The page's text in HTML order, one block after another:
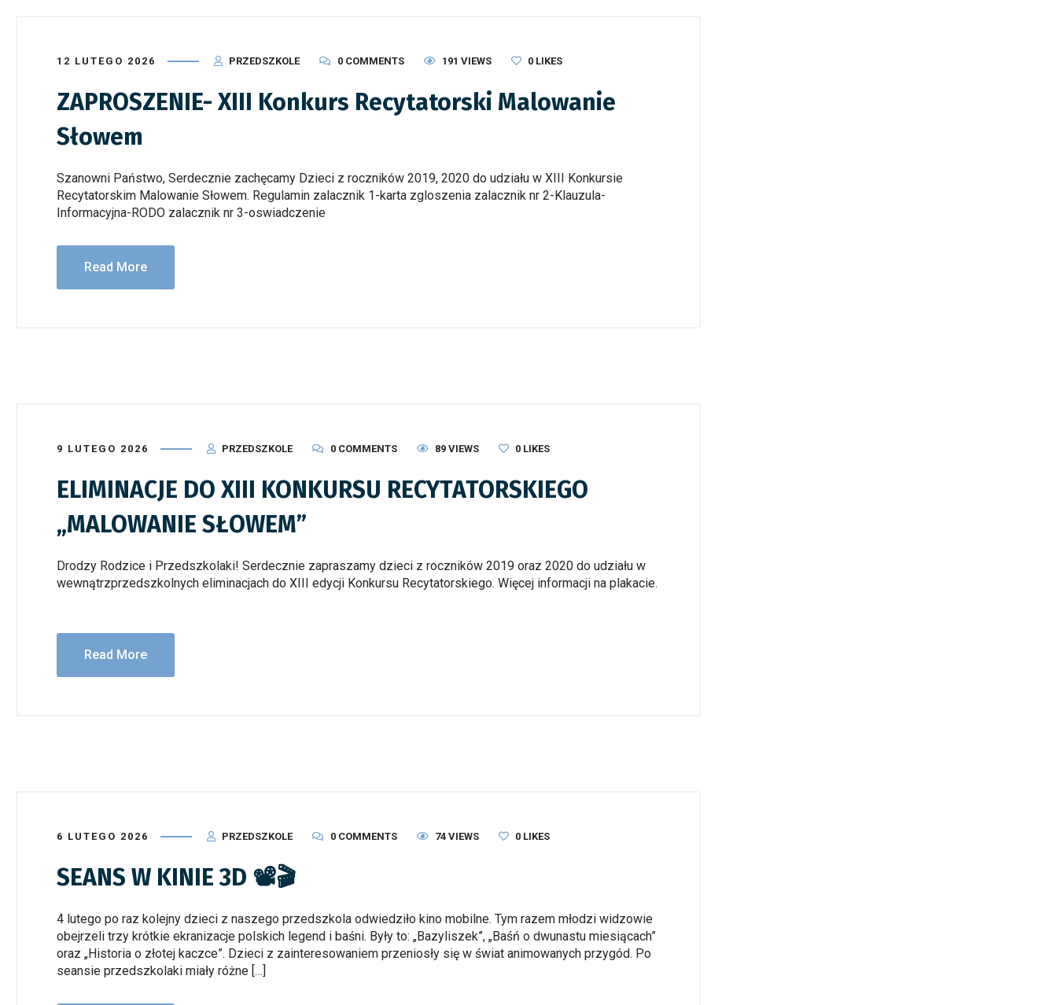
12 LUTEGO 2026 PRZEDSZKOLE 0 COMMENTS 191 VIEWS 0 LIKES
ZAPROSZENIE- XIII Konkurs Recytatorski Malowanie
Słowem
Szanowni Państwo, Serdecznie zachęcamy Dzieci z roczników 2019, 2020 do udziału w XIII Konkursie
Recytatorskim Malowanie Słowem. Regulamin zalacznik 1-karta zgloszenia zalacznik nr 2-Klauzula-
Informacyjna-RODO zalacznik nr 3-oswiadczenie
Read More
9 LUTEGO 2026 PRZEDSZKOLE 0 COMMENTS 89 VIEWS 0 LIKES
ELIMINACJE DO XIII KONKURSU RECYTATORSKIEGO
„MALOWANIE SŁOWEM”
Drodzy Rodzice i Przedszkolaki! Serdecznie zapraszamy dzieci z roczników 2019 oraz 2020 do udziału w
wewnątrzprzedszkolnych eliminacjach do XIII edycji Konkursu Recytatorskiego. Więcej informacji na plakacie.
Read More
6 LUTEGO 2026 PRZEDSZKOLE 0 COMMENTS 74 VIEWS 0 LIKES
SEANS W KINIE 3D 📽️🎬
4 lutego po raz kolejny dzieci z naszego przedszkola odwiedziło kino mobilne. Tym razem młodzi widzowie
obejrzeli trzy krótkie ekranizacje polskich legend i baśni. Były to: „Bazyliszek”, „Baśń o dwunastu miesiącach”
oraz „Historia o złotej kaczce”. Dzieci z zainteresowaniem przeniosły się w świat animowanych przygód. Po
seansie przedszkolaki miały różne […]